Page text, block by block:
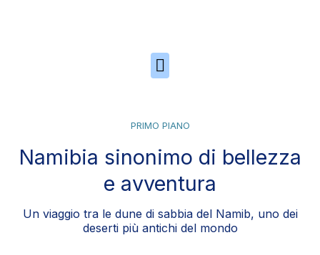
PRIMO PIANO
Namibia sinonimo di bellezza
e avventura
Un viaggio tra le dune di sabbia del Namib, uno dei
deserti più antichi del mondo